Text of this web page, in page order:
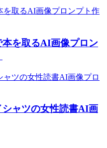
を取るAI画像プロン
ャツの女性読書AI画